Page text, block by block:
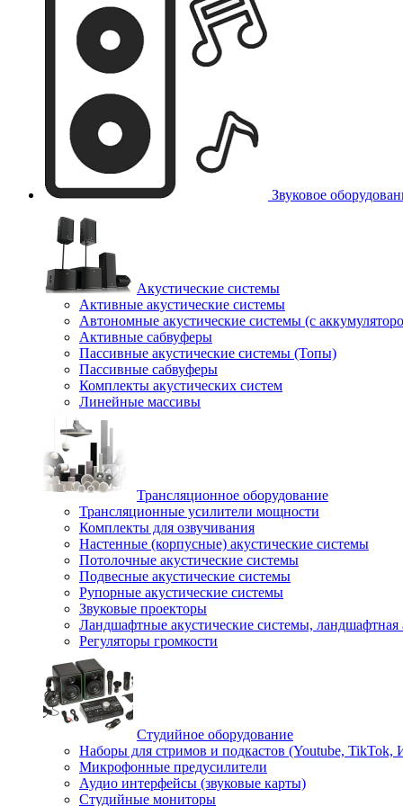
Звуковое
Акустические системы
Активные акустические системы
Автономные акустические системы (с
Активные сабвуферы
Пассивные акустические системы (Топы)
Пассивные сабвуферы
Комплекты акустических систем
Линейные массивы
Трансляционное оборудование
Трансляционные усилители мощности
Комплекты для озвучивания
Настенные (корпусные) акустические системы
Потолочные акустические системы
Подвесные акустические системы
Рупорные акустические системы
Звуковые проекторы
Ландшафтные акустические системы, ландшафтная
Регуляторы громкости
Студийное оборудование
Наборы для стримов и подкастов (Youtube, TikTok,
Микрофонные предусилители
Аудио интерфейсы (звуковые карты)
Студийные мониторы